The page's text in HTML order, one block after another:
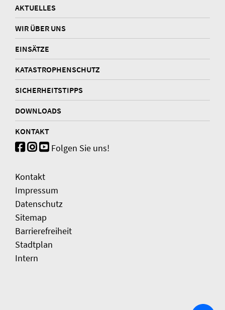
AKTUELLES
WIR ÜBER UNS
EINSÄTZE
KATASTROPHENSCHUTZ
SICHERHEITSTIPPS
DOWNLOADS
KONTAKT
Folgen Sie uns!
Kontakt
Impressum
Datenschutz
Sitemap
Barrierefreiheit
Stadtplan
Intern